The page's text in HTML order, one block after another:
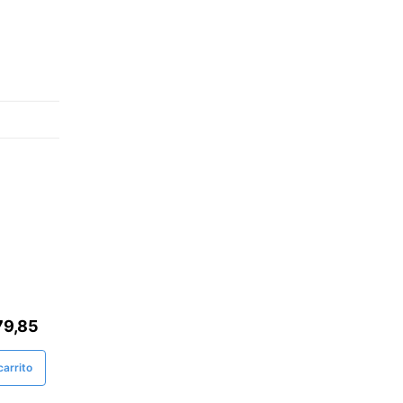
- 15% Dcto. 1era Compra